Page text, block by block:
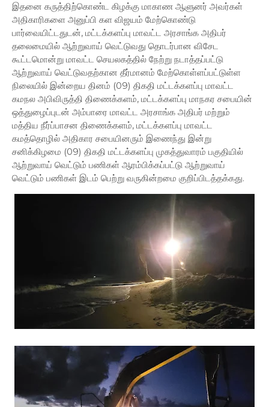
இதனை கருத்திற்கொண்ட கிழக்கு மாகாண ஆளுனர் அவர்கள்
அதிகாரிகளை அனுப்பி கள விஜயம் மேற்கொண்டு
பார்வையிட்டதுடன், மட்டக்களப்பு மாவட்ட அரசாங்க அதிபர்
தலைமையில் ஆற்றுவாய் வெட்டுவது தொடர்பான விசேட
கூட்டமொன்று மாவட்ட செயலகத்தில் நேற்று நடாத்தப்பட்டு
ஆற்றுவாய் வெட்டுவதற்கான தீர்மானம் மேற்கொள்ளப்பட்டுள்ள
நிலையில் இன்றைய தினம் (09) திகதி மட்டக்களப்பு மாவட்ட
கமநல அபிவிருத்தி திணைக்களம், மட்டக்களப்பு மாநகர சபையின்
ஒத்துழைப்புடன் அம்பாரை மாவட்ட அரசாங்க அதிபர் மற்றும்
மத்திய நீர்ப்பாசன திணைக்களம், மட்டக்களப்பு மாவட்ட
கமத்தொழில் அதிகார சபையினரும் இணைந்து இன்று
சனிக்கிழமை (09) திகதி மட்டக்களப்பு முகத்துவாரம் பகுதியில்
ஆற்றுவாய் வெட்டும் பணிகள் ஆரம்பிக்கப்பட்டு ஆற்றுவாய்
வெட்டும் பணிகள் இடம் பெற்று வருகின்றமை குறிப்பிடத்தக்கது.